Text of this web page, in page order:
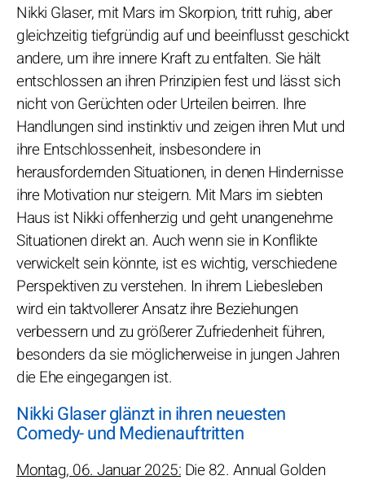
Nikki Glaser, mit Mars im Skorpion, tritt ruhig, aber
gleichzeitig tiefgründig auf und beeinflusst geschickt
andere, um ihre innere Kraft zu entfalten. Sie hält
entschlossen an ihren Prinzipien fest und lässt sich
nicht von Gerüchten oder Urteilen beirren. Ihre
Handlungen sind instinktiv und zeigen ihren Mut und
ihre Entschlossenheit, insbesondere in
herausfordernden Situationen, in denen Hindernisse
ihre Motivation nur steigern. Mit Mars im siebten
Haus ist Nikki offenherzig und geht unangenehme
Situationen direkt an. Auch wenn sie in Konflikte
verwickelt sein könnte, ist es wichtig, verschiedene
Perspektiven zu verstehen. In ihrem Liebesleben
wird ein taktvollerer Ansatz ihre Beziehungen
verbessern und zu größerer Zufriedenheit führen,
besonders da sie möglicherweise in jungen Jahren
die Ehe eingegangen ist.
Nikki Glaser glänzt in ihren neuesten
Comedy- und Medienauftritten
Montag, 06. Januar 2025: Die 82. Annual Golden